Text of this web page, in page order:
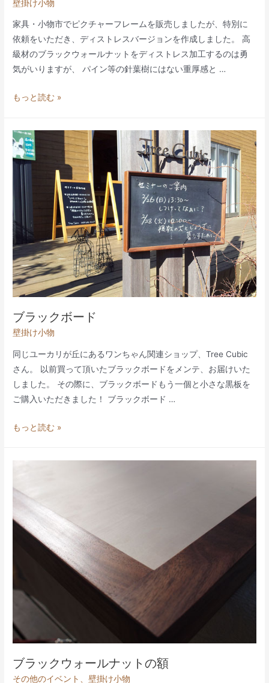
ー）
壁掛け小物
家具・小物市でピクチャーフレームを販売しましたが、特別に
依頼をいただき、ディストレスバージョンを作成しました。 高
級材のブラックウォールナットをディストレス加工するのは勇
気がいりますが、 パイン等の針葉樹にはない重厚感と …
ブ
ク
ウ
ォ
ナ
ッ
ト
の
ピ
ク
ャ
ー
フ
レ
ー
ム
もっと読む »
ブラックボード
壁掛け小物
同じユーカリが丘にあるワンちゃん関連ショップ、Tree Cubic
さん。 以前買って頂いたブラックボードをメンテ、お届けいた
しました。 その際に、ブラックボードもう一個と小さな黒板を
ご購入いただきました！ ブラックボード …
ブ
ボ
ド
もっと読む »
ブラックウォールナットの額
その他のイベント 、壁掛け小物